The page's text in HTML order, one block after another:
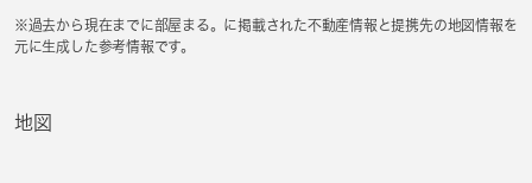
※過去から現在までに部屋まる。に掲載された不動産情報と提携先の地図情報を
元に生成した参考情報です。
地図